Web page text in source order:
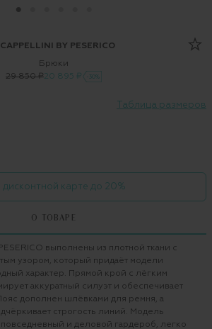
CAPPELLINI BY PESERICO
Брюки
29 850 ₽20 895 ₽ -30%
Таблица размеров
дисконтной карте до 20%
О ТОВАРЕ
выполнены из плотной ткани с
узором, который придаёт модели
характер. Прямой крой с лёгким
аккуратный силуэт и обеспечивает
дополнен шлёвками для ремня, а
строгость линий. Модель
и деловой гардероб, легко